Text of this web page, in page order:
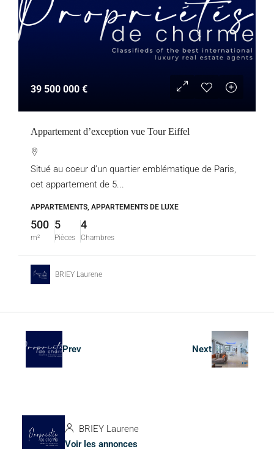
39 500 000 €
Appartement d’exception vue Tour Eiffel
Situé au coeur d’un quartier emblématique de Paris,
cet appartement de 5...
APPARTEMENTS, APPARTEMENTS DE LUXE
500
m²
5
Pièces
4
Chambres
BRIEY Laurene
Prev Next
BRIEY Laurene
Voir les annonces